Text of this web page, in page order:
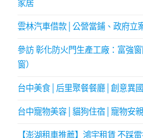
家居
雲林汽車借款│公營當鋪、政府立
參訪 彰化防火門生產工廠：富強
窗）
台中美食│后里聚餐餐廳│創意異
台中寵物美容│貓狗住宿│寵物安
【澎湖租車推薦】鴻宇租賃 不踩